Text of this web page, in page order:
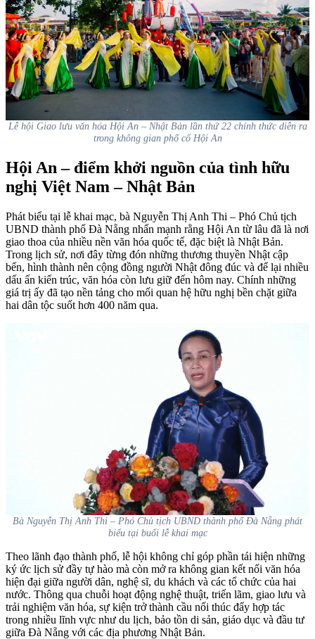
Lễ hội Giao lưu văn hóa Hội An – Nhật Bản lần thứ 22 chính thức diễn ra
trong không gian phố cổ Hội An
Hội An – điểm khởi nguồn của tình hữu
nghị Việt Nam – Nhật Bản
Phát biểu tại lễ khai mạc, bà Nguyễn Thị Anh Thi – Phó Chủ tịch
UBND thành phố Đà Nẵng nhấn mạnh rằng Hội An từ lâu đã là nơi
giao thoa của nhiều nền văn hóa quốc tế, đặc biệt là Nhật Bản.
Trong lịch sử, nơi đây từng đón những thương thuyền Nhật cập
bến, hình thành nên cộng đồng người Nhật đông đúc và để lại nhiều
dấu ấn kiến trúc, văn hóa còn lưu giữ đến hôm nay. Chính những
giá trị ấy đã tạo nền tảng cho mối quan hệ hữu nghị bền chặt giữa
hai dân tộc suốt hơn 400 năm qua.
Bà Nguyễn Thị Anh Thi – Phó Chủ tịch UBND thành phố Đà Nẵng phát
biểu tại buổi lễ khai mạc
Theo lãnh đạo thành phố, lễ hội không chỉ góp phần tái hiện những
ký ức lịch sử đầy tự hào mà còn mở ra không gian kết nối văn hóa
hiện đại giữa người dân, nghệ sĩ, du khách và các tổ chức của hai
nước. Thông qua chuỗi hoạt động nghệ thuật, triển lãm, giao lưu và
trải nghiệm văn hóa, sự kiện trở thành cầu nối thúc đẩy hợp tác
trong nhiều lĩnh vực như du lịch, bảo tồn di sản, giáo dục và đầu tư
giữa Đà Nẵng với các địa phương Nhật Bản.